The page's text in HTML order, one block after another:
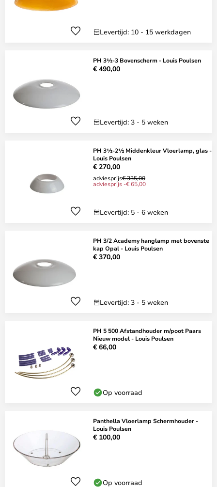
Levertijd: 10 - 15 werkdagen
PH 3½-3 Bovenscherm - Louis Poulsen
€ 490,00
Levertijd: 3 - 5 weken
PH 3½-2½ Middenkleur Vloerlamp, glas -
Louis Poulsen
€ 270,00
adviesprijs€ 335,00
adviesprijs -€ 65,00
Levertijd: 5 - 6 weken
PH 3/2 Academy hanglamp met bovenste
kap Opal - Louis Poulsen
€ 370,00
Levertijd: 3 - 5 weken
PH 5 500 Afstandhouder m/poot Paars
Nieuw model - Louis Poulsen
€ 66,00
Op voorraad
Panthella Vloerlamp Schermhouder -
Louis Poulsen
€ 100,00
Op voorraad